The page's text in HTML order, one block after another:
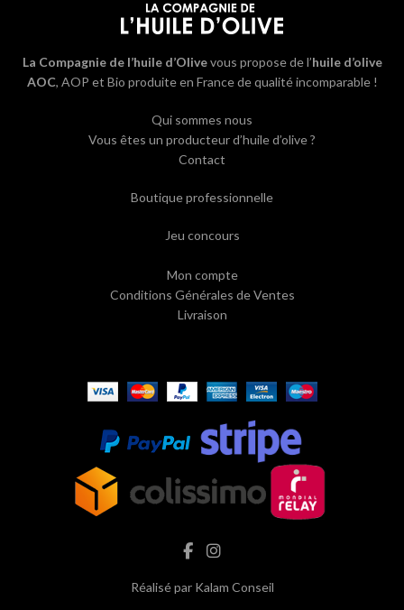
La Compagnie de l’huile d’Olivevous propose de l’huile d’olive
AOC, AOP et Bio produite en France de qualité incomparable !
Qui sommes nous
Vous êtes un producteur d’huile d’olive ?
Contact
Boutique professionnelle
Jeu concours
Mon compte
Conditions Générales de Ventes
Livraison
Réalisé par Kalam Conseil